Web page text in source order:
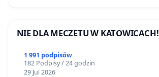
NIE DLA MECZETU W KATOWICACH!
1 991 podpisów
182 Podpisy / 24 godzin
29 Jul 2026